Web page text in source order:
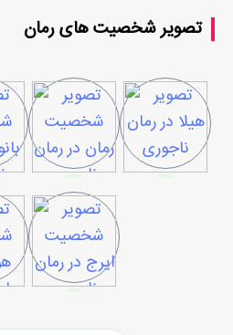
تصویر شخصیت های رمان